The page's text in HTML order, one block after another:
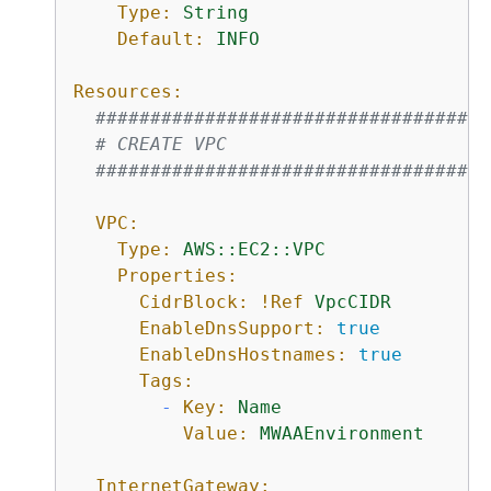
Type:
String
Default:
INFO
Resources:
# CREATE VPC
VPC:
Type:
AWS::EC2::VPC
Properties:
CidrBlock:
!Ref VpcCIDR
EnableDnsSupport:
true
EnableDnsHostnames:
true
Tags:
-
Key:
Name
Value:
MWAAEnvironment
InternetGateway: